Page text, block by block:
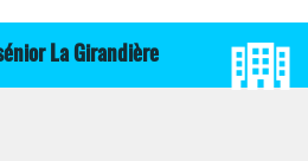
La Girandière